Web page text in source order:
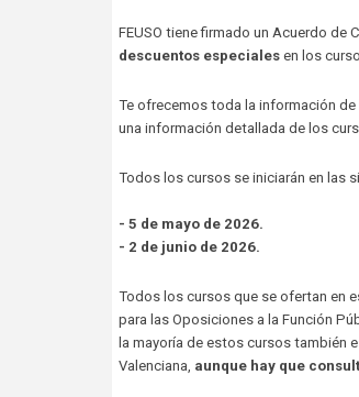
FEUSO tiene firmado un Acuerdo de
descuentos especiales en los
Te ofrecemos toda la información de
una información detallada de los
Todos los cursos se iniciarán en las
- 5 de mayo de 2026.
- 2 de junio de 2026.
Todos los cursos que se ofertan en
para las Oposiciones a la Función
la mayoría de estos cursos también
Valenciana, aunque hay que